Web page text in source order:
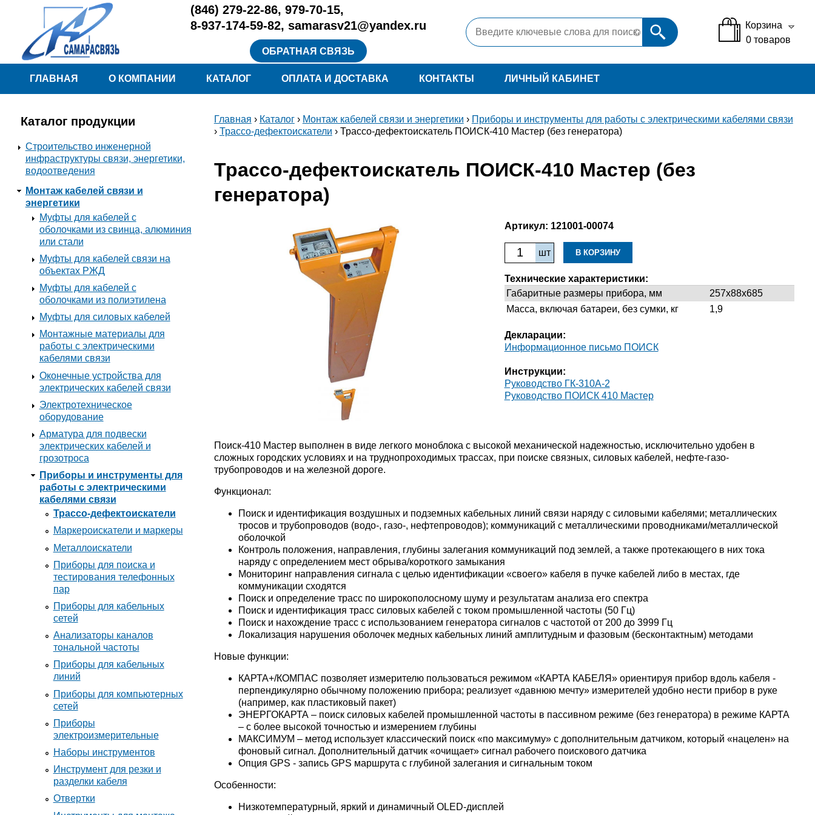
Перейти к основному содержанию (846) 279-22-86,979-70-15,
8-937-174-59-82,samarasv21@yandex.ru
ОБРАТНАЯ СВЯЗЬ
Корзина
0 товаров
Меню
ГЛАВНАЯ О КОМПАНИИ КАТАЛОГ ОПЛАТА И ДОСТАВКА КОНТАКТЫ ЛИЧНЫЙ КАБИНЕТ
Каталог продукции
Строительство инженерной
инфраструктуры связи, энергетики,
водоотведения
Монтаж кабелей связи и
энергетики
Муфты для кабелей с
оболочками из свинца, алюминия
или стали
Муфты для кабелей связи на
объектах РЖД
Муфты для кабелей с
оболочками из полиэтилена
Муфты для силовых кабелей
Монтажные материалы для
работы с электрическими
кабелями связи
Оконечные устройства для
электрических кабелей связи
Электротехническое
оборудование
Арматура для подвески
электрических кабелей и
грозотроса
Приборы и инструменты для
работы с электрическими
кабелями связи
Трассо-дефектоискатели
Маркероискатели и маркеры
Металлоискатели
Приборы для поиска и
тестирования телефонных
пар
Приборы для кабельных
сетей
Анализаторы каналов
тональной частоты
Приборы для кабельных
линий
Приборы для компьютерных
сетей
Приборы
электроизмерительные
Наборы инструментов
Инструмент для резки и
разделки кабеля
Отвертки
Вы здесь
Главная › Каталог› Монтаж кабелей связи и энергетики › Приборы и инструменты для работы с электрическими кабелями связи
› Трассо-дефектоискатели › Трассо-дефектоискатель ПОИСК-410 Мастер (без генератора)
Трассо-дефектоискатель ПОИСК-410 Мастер (без
генератора)
Артикул: 121001-00074
Технические характеристики:
Габаритные размеры прибора, мм
257х88х685
Масса, включая батареи, без сумки, кг
1,9
Декларации:
Информационное письмо ПОИСК
Инструкции:
Руководство ГК-310А-2
Руководство ПОИСК 410 Мастер
Поиск-410 Мастер выполнен в виде легкого моноблока с высокой механической надежностью, исключительно удобен в
сложных городских условиях и на труднопроходимых трассах, при поиске связных, силовых кабелей, нефте-газо-
трубопроводов и на железной дороге.
Функционал:
Поиск и идентификация воздушных и подземных кабельных линий связи наряду с силовыми кабелями; металлических
тросов и трубопроводов (водо-, газо-, нефтепроводов); коммуникаций с металлическими проводниками/металлической
оболочкой
Контроль положения, направления, глубины залегания коммуникаций под землей, а также протекающего в них тока
наряду с определением мест обрыва/короткого замыкания
Мониторинг направления сигнала с целью идентификации «своего» кабеля в пучке кабелей либо в местах, где
коммуникации сходятся
Поиск и определение трасс по широкополосному шуму и результатам анализа его спектра
Поиск и идентификация трасс силовых кабелей с током промышленной частоты (50 Гц)
Поиск и нахождение трасс с использованием генератора сигналов с частотой от 200 до 3999 Гц
Локализация нарушения оболочек медных кабельных линий амплитудным и фазовым (бесконтактным) методами
Новые функции:
КАРТА+/КОМПАС позволяет измерителю пользоваться режимом «КАРТА КАБЕЛЯ» ориентируя прибор вдоль кабеля -
перпендикулярно обычному положению прибора; реализует «давнюю мечту» измерителей удобно нести прибор в руке
(например, как пластиковый пакет)
ЭНЕРГОКАРТА – поиск силовых кабелей промышленной частоты в пассивном режиме (без генератора) в режиме КАРТА
– с более высокой точностью и измерением глубины
МАКСИМУМ – метод использует классический поиск «по максимуму» с дополнительным датчиком, который «нацелен» на
фоновый сигнал. Дополнительный датчик «очищает» сигнал рабочего поискового датчика
Опция GPS - запись GPS маршрута с глубиной залегания и сигнальным током
Особенности:
Низкотемпературный, яркий и динамичный OLED-дисплей